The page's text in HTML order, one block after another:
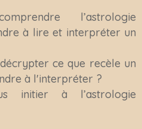
l’astrologie
à lire et interpréter un
ce que recèle un
à l'interpréter ?
initier à l’astrologie